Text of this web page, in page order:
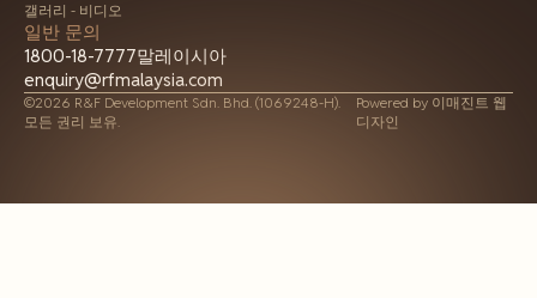
갤러리 - 비디오
일반 문의
1800-18-7777말레이시아
enquiry@rfmalaysia.com
©2026 R&F Development Sdn. Bhd. (1069248-H).
모든 권리 보유.
Powered by 이매진트 웹
디자인